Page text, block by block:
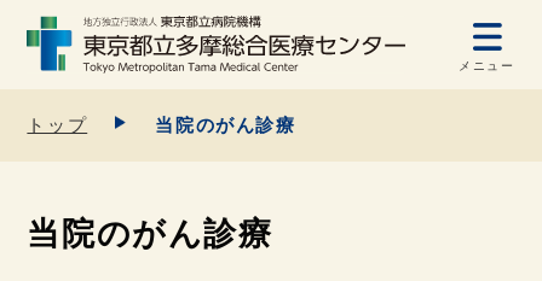
メニュー
トップ 当院のがん診療
当院のがん診療